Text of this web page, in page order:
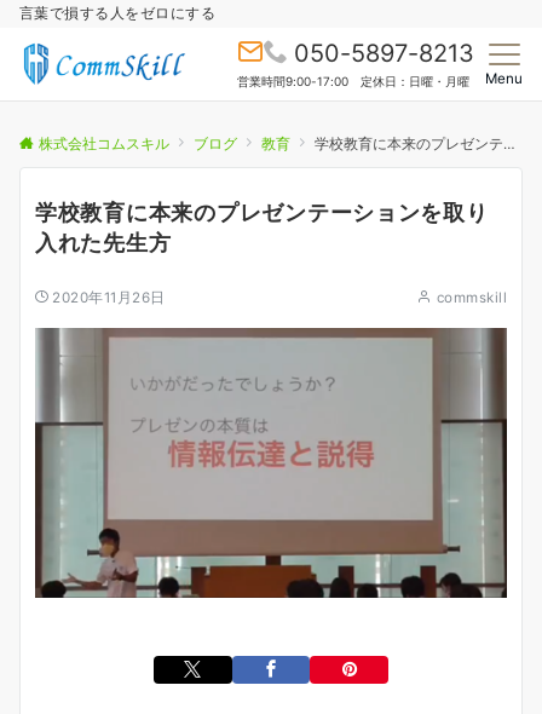
言葉で損する人をゼロにする
050-5897-8213
営業時間9:00-17:00 定休日：日曜・月曜 Menu
株式会社コムスキル ブログ 教育 学校教育に本来のプレゼンテーションを取り入れた先生方
学校教育に本来のプレゼンテーションを取り
入れた先生方
2020年11月26日 commskill